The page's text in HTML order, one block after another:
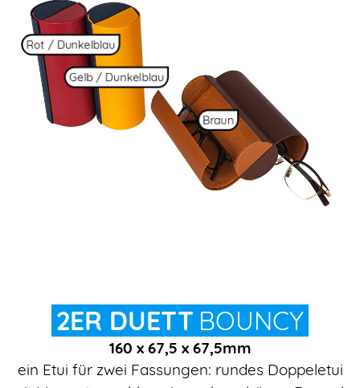
Rot / Dunkelblau
Gelb / Dunkelblau
Braun
2ER DUETT BOUNCY
160 x 67,5 x 67,5mm
ein Etui für zwei Fassungen: rundes Doppeletui